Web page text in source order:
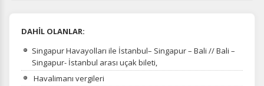
DAHİL OLANLAR:
Singapur Havayolları ile İstanbul– Singapur – Bali // Bali –
Singapur- İstanbul arası uçak bileti,
Havalimanı vergileri